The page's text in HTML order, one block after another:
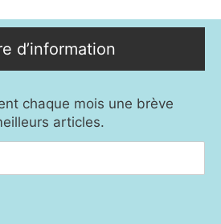
d’information
chaque mois une brève
articles.